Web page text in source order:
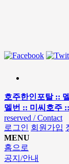
호주한인포탈 ::
멜번 :: 미씨호주
reserved / Contact
로그인 회원가입
MENU
홈으로
공지/안내